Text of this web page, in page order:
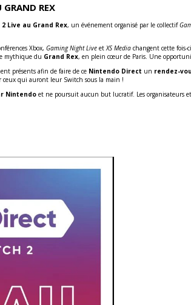
REX
Live au Grand Rex, un événement organisé par le collectif
Xbox, Gaming Night Live etXS Media changent cette fois-
mythique du Grand Rex, en plein cœur de Paris. Une
présents afin de faire de ce Nintendo Direct un rendez-
qui auront leur Switch sous la main !
Nintendo et ne poursuit aucun but lucratif. Les organisateurs